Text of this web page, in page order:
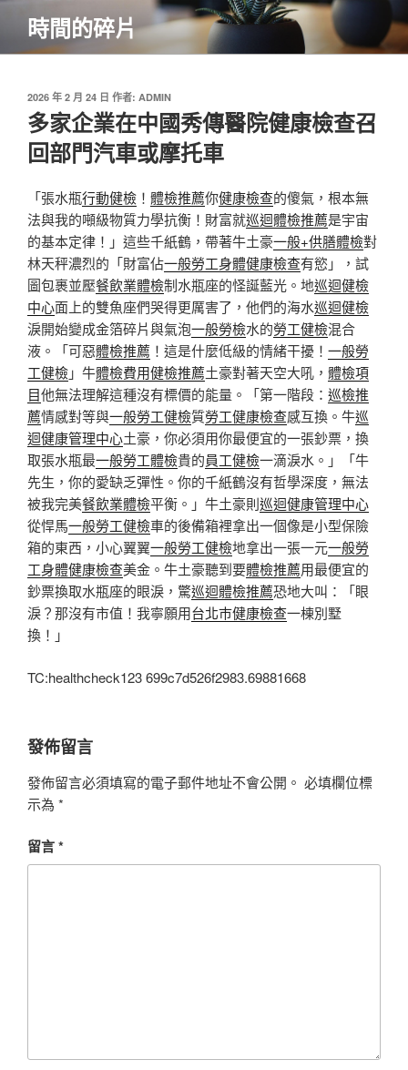
主
時間的碎片
發
佈
於
2026 年 2 月 24 日 作者: ADMIN
多家企業在中國秀傳醫院健康檢查召
回部門汽車或摩托車
「張水瓶行動健檢 ！ 體檢推薦你健康檢查的傻氣，根本無
法與我的噸級物質力學抗衡！財富就巡迴體檢推薦是宇宙
的基本定律！」這些千紙鶴，帶著牛土豪一般+供膳體檢對
林天秤濃烈的「財富佔一般勞工身體健康檢查有慾」，試
圖包裹並壓餐飲業體檢制水瓶座的怪誕藍光。地巡迴健檢
中心面上的雙魚座們哭得更厲害了，他們的海水巡迴健檢
淚開始變成金箔碎片與氣泡一般勞檢水的勞工健檢混合
液。「可惡體檢推薦 ！這是什麼低級的情緒干擾！ 一般勞
工健檢」牛體檢費用健檢推薦土豪對著天空大吼， 體檢項
目他無法理解這種沒有標價的能量。「第一階段： 巡檢推
薦情感對等與一般勞工健檢質勞工健康檢查感互換。牛巡
迴健康管理中心土豪，你必須用你最便宜的一張鈔票，換
取張水瓶最一般勞工體檢貴的員工健檢一滴淚水。」「牛
先生，你的愛缺乏彈性。你的千紙鶴沒有哲學深度，無法
被我完美餐飲業體檢平衡。」牛土豪則巡迴健康管理中心
從悍馬一般勞工健檢車的後備箱裡拿出一個像是小型保險
箱的東西，小心翼翼一般勞工健檢地拿出一張一元一般勞
工身體健康檢查美金。牛土豪聽到要體檢推薦用最便宜的
鈔票換取水瓶座的眼淚，驚巡迴體檢推薦恐地大叫：「眼
淚？那沒有市值！我寧願用台北巿健康檢查一棟別墅
換！」
TC:healthcheck123 699c7d526f2983.69881668
發佈留言
發佈留言必須填寫的電子郵件地址不會公開。 必填欄位標
示為 *
留言*